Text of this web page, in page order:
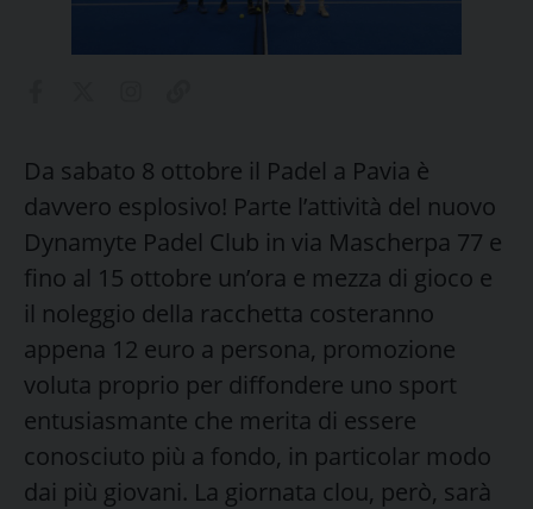
Da sabato 8 ottobre il Padel a Pavia è
davvero esplosivo! Parte l’attività del nuovo
Dynamyte Padel Club in via Mascherpa 77 e
fino al 15 ottobre un’ora e mezza di gioco e
il noleggio della racchetta costeranno
appena 12 euro a persona, promozione
voluta proprio per diffondere uno sport
entusiasmante che merita di essere
conosciuto più a fondo, in particolar modo
dai più giovani. La giornata clou, però, sarà